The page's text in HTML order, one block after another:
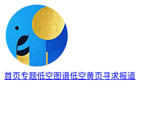
首页专题低空图谱低空黄页寻求报道